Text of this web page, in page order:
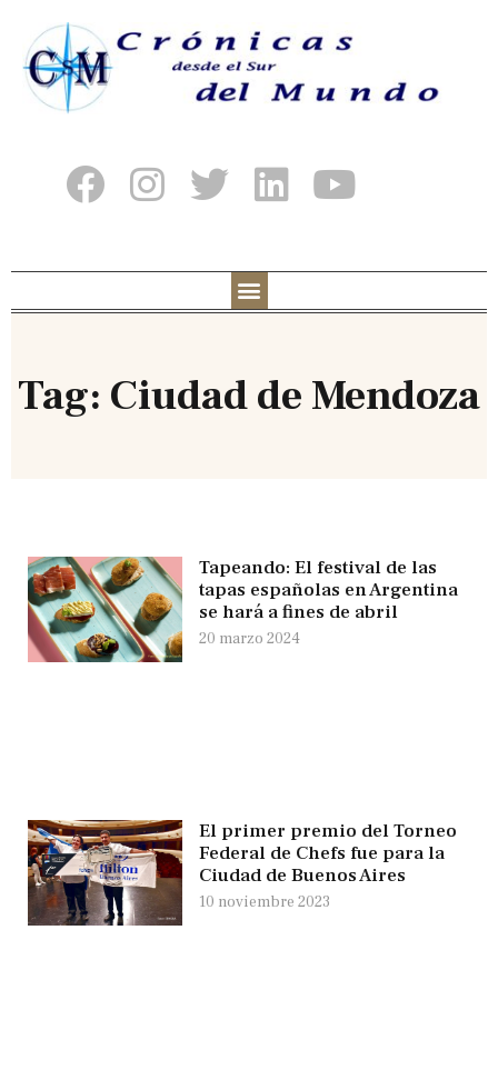
Tag: Ciudad de Mendoza
Tapeando: El festival de las
tapas españolas en Argentina
se hará a fines de abril
20 marzo 2024
El primer premio del Torneo
Federal de Chefs fue para la
Ciudad de Buenos Aires
10 noviembre 2023